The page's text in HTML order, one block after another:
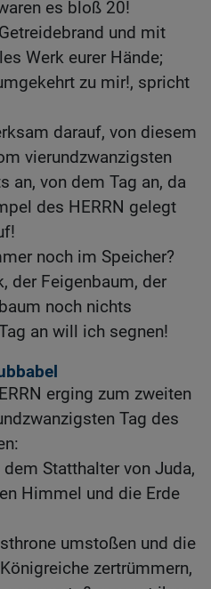
es bloß 20!
und mit
Werk eurer Hände;
zu mir!, spricht
darauf, von diesem
vierundzwanzigsten
an, von dem Tag an, da
des HERRN gelegt
noch im Speicher?
der Feigenbaum, der
noch nichts
an will ich segnen!
erging zum zweiten
Tag des
dem Statthalter von Juda,
Himmel und die Erde
umstoßen und die
zertrümmern,